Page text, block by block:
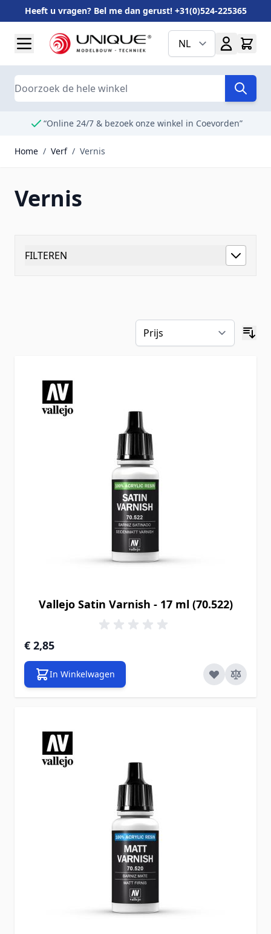
Heeft u vragen? Bel me dan gerust! +31(0)524-225365
NL
Search
“Online 24/7 & bezoek onze winkel in Coevorden”
Home / Verf / Vernis
Vernis
FILTEREN
Vallejo Satin Varnish - 17 ml (70.522)
€ 2,85
In Winkelwagen